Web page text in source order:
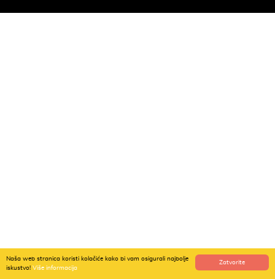
Zatvorite
Naša web stranica koristi kolačiće kako bi vam osigurali najbolje
iskustvo! Više informacija